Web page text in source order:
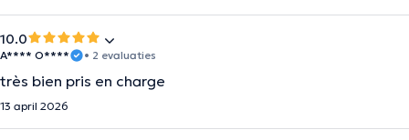
10.0
A**** O**** • 2 evaluaties
très bien pris en charge
13 april 2026